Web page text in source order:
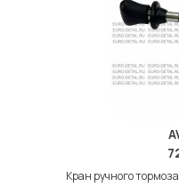
Кран ручного